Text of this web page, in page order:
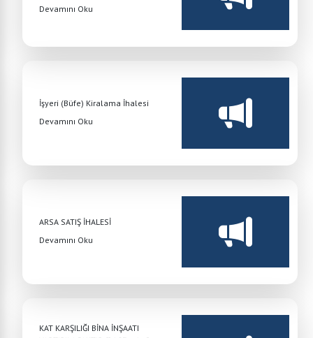
Devamını Oku
İşyeri (Büfe) Kiralama İhalesi
Devamını Oku
ARSA SATIŞ İHALESİ
Devamını Oku
KAT KARŞILIĞI BİNA İNŞAATI